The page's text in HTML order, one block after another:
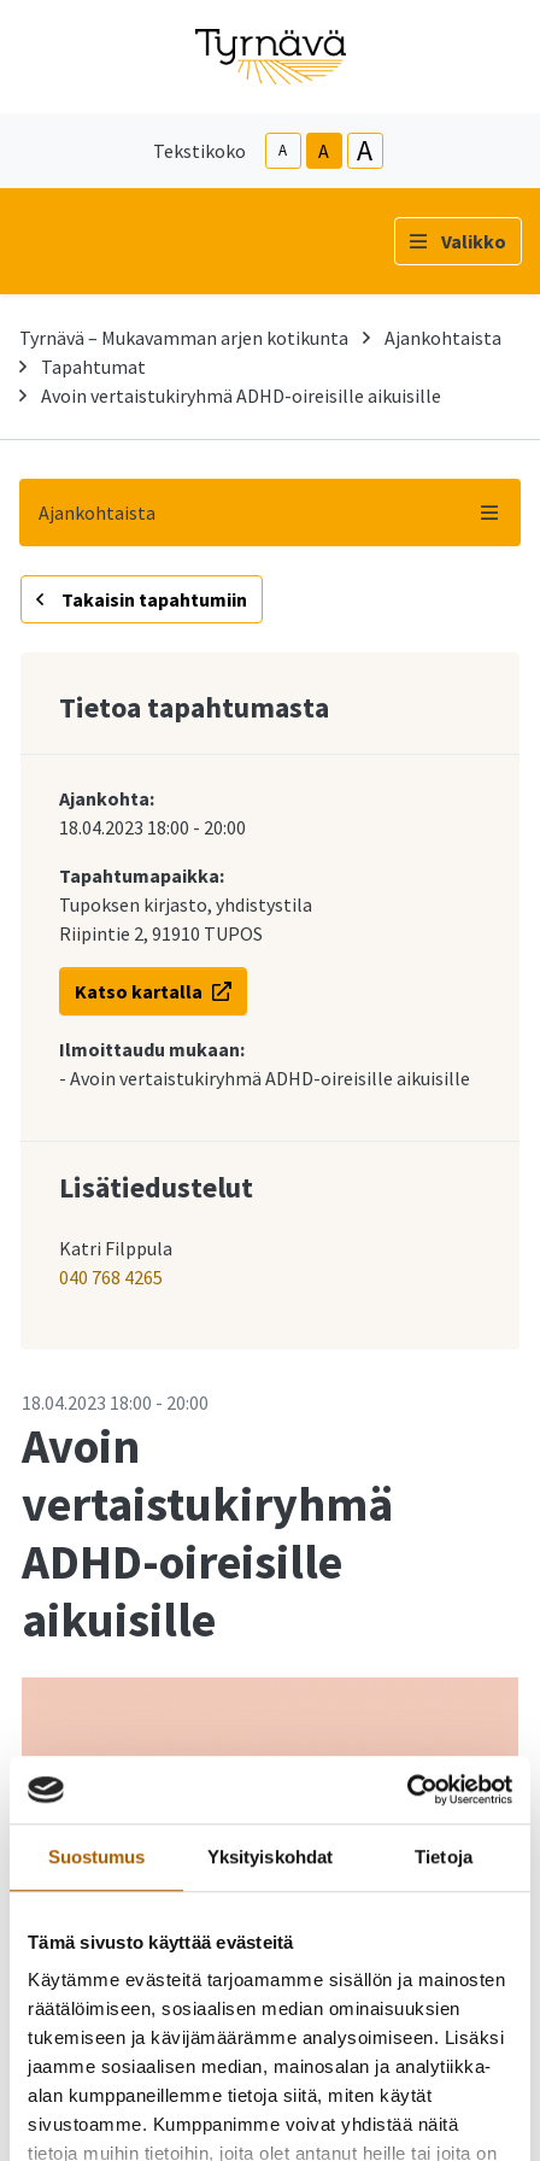
Suostumus Yksityiskohdat Tietoja
Tämä sivusto käyttää evästeitä
Käytämme evästeitä tarjoamamme sisällön ja mainosten
räätälöimiseen, sosiaalisen median ominaisuuksien
tukemiseen ja kävijämäärämme analysoimiseen. Lisäksi
jaamme sosiaalisen median, mainosalan ja analytiikka-
alan kumppaneillemme tietoja siitä, miten käytät
sivustoamme. Kumppanimme voivat yhdistää näitä
tietoja muihin tietoihin, joita olet antanut heille tai joita on
Tekstikoko A A A
Valikko
Tyrnävä – Mukavamman arjen kotikunta
Ajankohtaista
Tapahtumat
Avoin vertaistukiryhmä ADHD-oireisille aikuisille
Ajankohtaista
Takaisin tapahtumiin
Tietoa tapahtumasta
Ajankohta:
18.04.2023 18:00 - 20:00
Tapahtumapaikka:
Tupoksen kirjasto, yhdistystila
Riipintie 2, 91910 TUPOS
Katso kartalla
Ilmoittaudu mukaan:
- Avoin vertaistukiryhmä ADHD-oireisille aikuisille
Lisätiedustelut
Katri Filppula
040 768 4265
-18.04.2023 18:00 - 20:00
Avoin
vertaistukiryhmä
ADHD-oireisille
aikuisille